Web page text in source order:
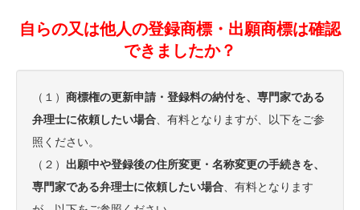
自らの又は他人の登録商標・出願商標は確認
できましたか？
（１） 商標権の更新申請・登録料の納付を、専門家である
弁理士に依頼したい場合 、有料となりますが、以下をご参
照ください。
（２） 出願中や登録後の住所変更・名称変更の手続きを、
専門家である弁理士に依頼したい場合 、有料となります